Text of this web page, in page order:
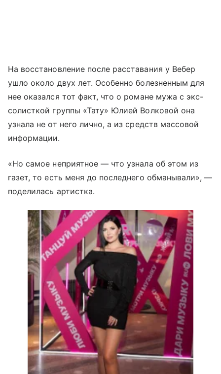
На восстановление после расставания у Вебер
ушло около двух лет. Особенно болезненным для
нее оказался тот факт, что о романе мужа с экс-
солисткой группы «Тату» Юлией Волковой она
узнала не от него лично, а из средств массовой
информации.
«Но самое неприятное — что узнала об этом из
газет, то есть меня до последнего обманывали», —
поделилась артистка.